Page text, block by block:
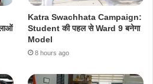
Katra Swachhata Campaign:
Student की पहल से Ward 9 बनेगा
Model
8 hours ago